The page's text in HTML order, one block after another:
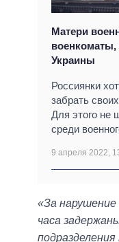
Матери
военкоматы,
Украины
Россиянки
забрать
Для этого не
среди
9 апреля 2022,
«За нарушение
часа
подразделения